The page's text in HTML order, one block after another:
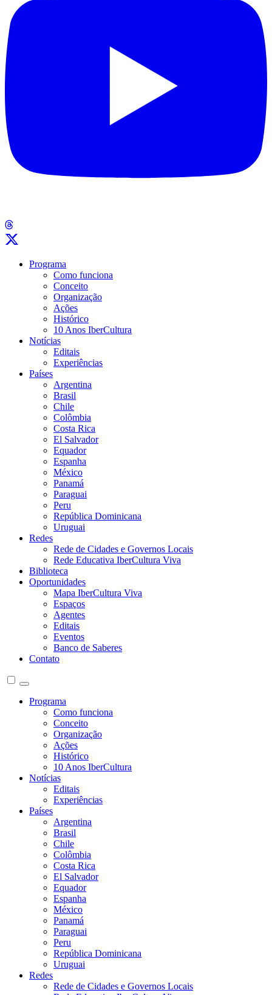
Programa
Como funciona
Conceito
Organização
Ações
Histórico
10 Anos IberCultura
Notícias
Editais
Experiências
Países
Argentina
Brasil
Chile
Colômbia
Costa Rica
El Salvador
Equador
Espanha
México
Panamá
Paraguai
Peru
República Dominicana
Uruguai
Redes
Rede de Cidades e Governos Locais
Rede Educativa IberCultura Viva
Biblioteca
Oportunidades
Mapa IberCultura Viva
Espaços
Agentes
Editais
Eventos
Banco de Saberes
Contato
Programa
Como funciona
Conceito
Organização
Ações
Histórico
10 Anos IberCultura
Notícias
Editais
Experiências
Países
Argentina
Brasil
Chile
Colômbia
Costa Rica
El Salvador
Equador
Espanha
México
Panamá
Paraguai
Peru
República Dominicana
Uruguai
Redes
Rede de Cidades e Governos Locais